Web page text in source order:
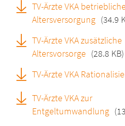
TV-Ärzte VKA betriebliche
Altersversorgung (34.9
TV-Ärzte VKA zusätzliche
Altersvorsorge (28.8 KB)
TV-Ärzte VKA
TV-Ärzte VKA zur
Entgeltumwandlung